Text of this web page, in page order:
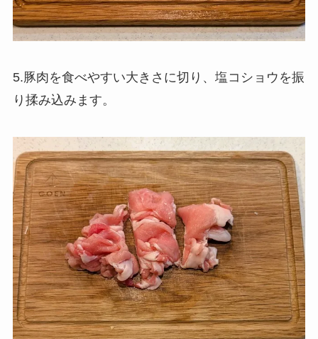
5.豚肉を食べやすい大きさに切り、塩コショウを振
り揉み込みます。